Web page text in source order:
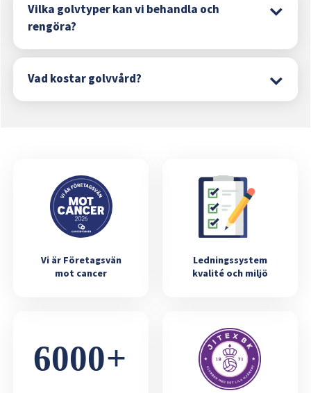
Vilka golvtyper kan vi behandla och
rengöra?
Vad kostar golvvård?
Vi är Företagsvän
mot cancer
Ledningssystem
kvalité och miljö